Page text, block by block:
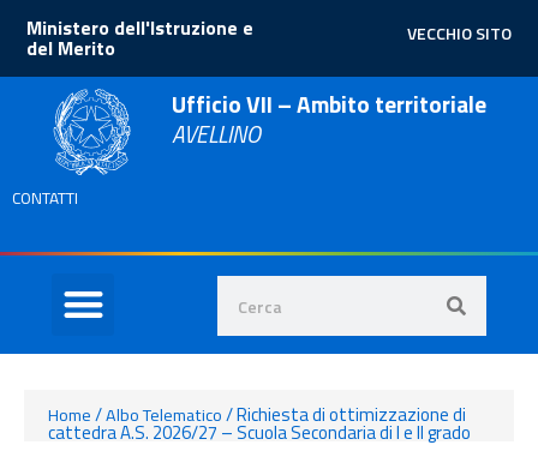
VECCHIO SITO
Ministero dell'Istruzione e
del Merito
Ufficio VII – Ambito territoriale
AVELLINO
CONTATTI
Home/Albo Telematico/Richiesta di ottimizzazione di
cattedra A.S. 2026/27 – Scuola Secondaria di I e II grado